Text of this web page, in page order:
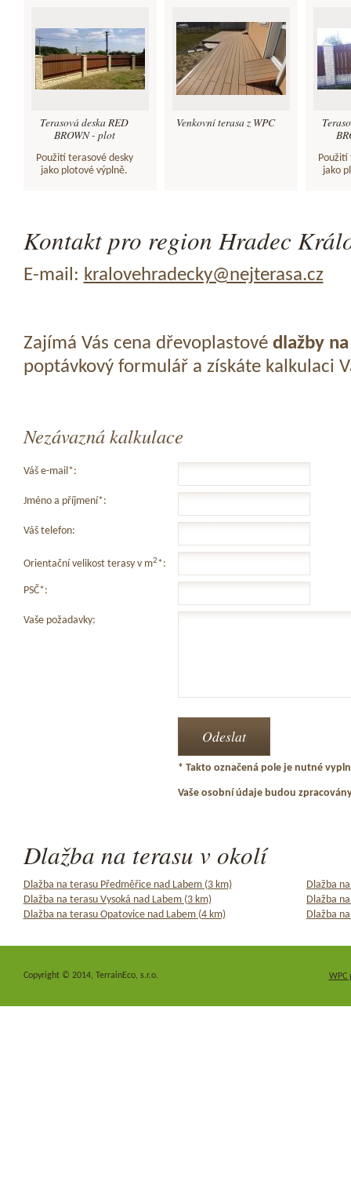
Terasová deska RED
BROWN - plot
Použití terasové desky
jako plotové výplně.
Venkovní terasa z WPC
Použití
jako
Kontakt pro region Hradec
E-mail: kralovehradecky@nejterasa.cz
Zajímá Vás cena dřevoplastové dlažby
poptávkový formulář a získáte kalkulaci
Nezávazná kalkulace
Váš e-mail*:
Jméno a příjmení*:
Váš telefon:
Orientační velikost terasy v m2*:
PSČ*:
Vaše požadavky:
* Takto označená pole je nutné
Vaše osobní údaje budou
Dlažba na terasu v okolí
Dlažba na terasu Předměřice nad Labem (3 km)
Dlažba
Dlažba na terasu Vysoká nad Labem (3 km)
Dlažba
Dlažba na terasu Opatovice nad Labem (4 km)
Dlažba
WPC
Copyright © 2014, TerrainEco, s.r.o.